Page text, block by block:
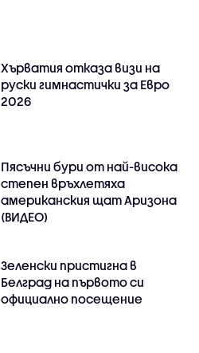
Хърватия отказа визи на
руски гимнастички за Евро
2026
Пясъчни бури от най-висока
степен връхлетяха
американския щат Аризона
(ВИДЕО)
Зеленски пристигна в
Белград на първото си
официално посещение